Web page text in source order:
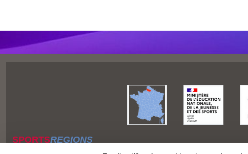
SPORTSREGIONS